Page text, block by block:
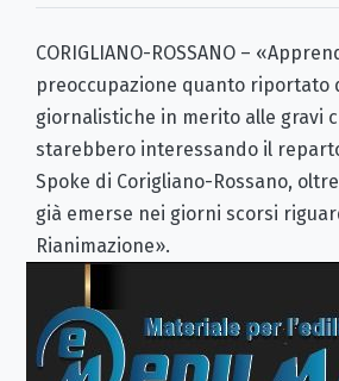
CORIGLIANO-ROSSANO –
preoccupazione quanto riportato
giornalistiche in merito alle gravi
starebbero interessando il
Spoke di Corigliano-Rossano,
già emerse nei giorni scorsi
Rianimazione».